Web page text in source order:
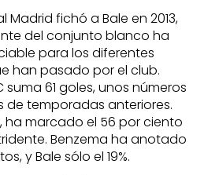
Madrid fichó a Bale en 2013,
del conjunto blanco ha
para los diferentes
han pasado por el club.
suma 61 goles, unos números
de temporadas anteriores.
ha marcado el 56 por ciento
Benzema ha anotado
y Bale sólo el 19%.